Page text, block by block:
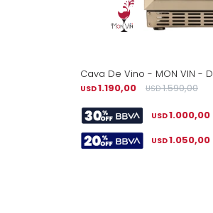
Cava De Vino - MON VIN -
USD1.190,00 USD 1.590,00
USD1.000,00
USD1.050,00